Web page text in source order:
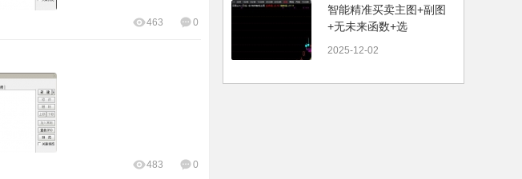
0
463
0
483
智能精准买卖主图+副图
+无未来函数+选
2025-12-02